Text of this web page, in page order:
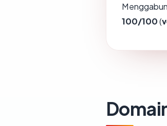
100/100(